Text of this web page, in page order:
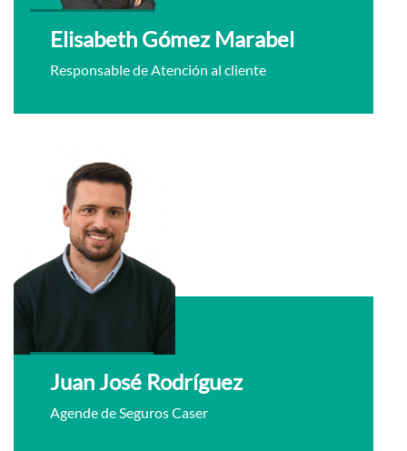
Elisabeth Gómez Marabel
Responsable de Atención al cliente
Juan José Rodríguez
Agende de Seguros Caser